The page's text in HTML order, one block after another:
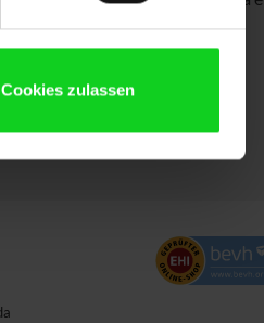
Cookies zulassen